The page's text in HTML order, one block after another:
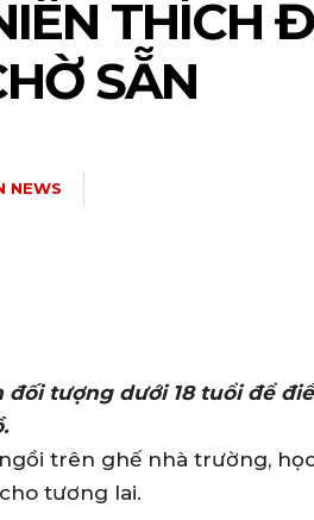
THÍCH
SẴN
NEWS
đối tượng dưới 18 tuổi để
trên ghế nhà trường,
tương lai.